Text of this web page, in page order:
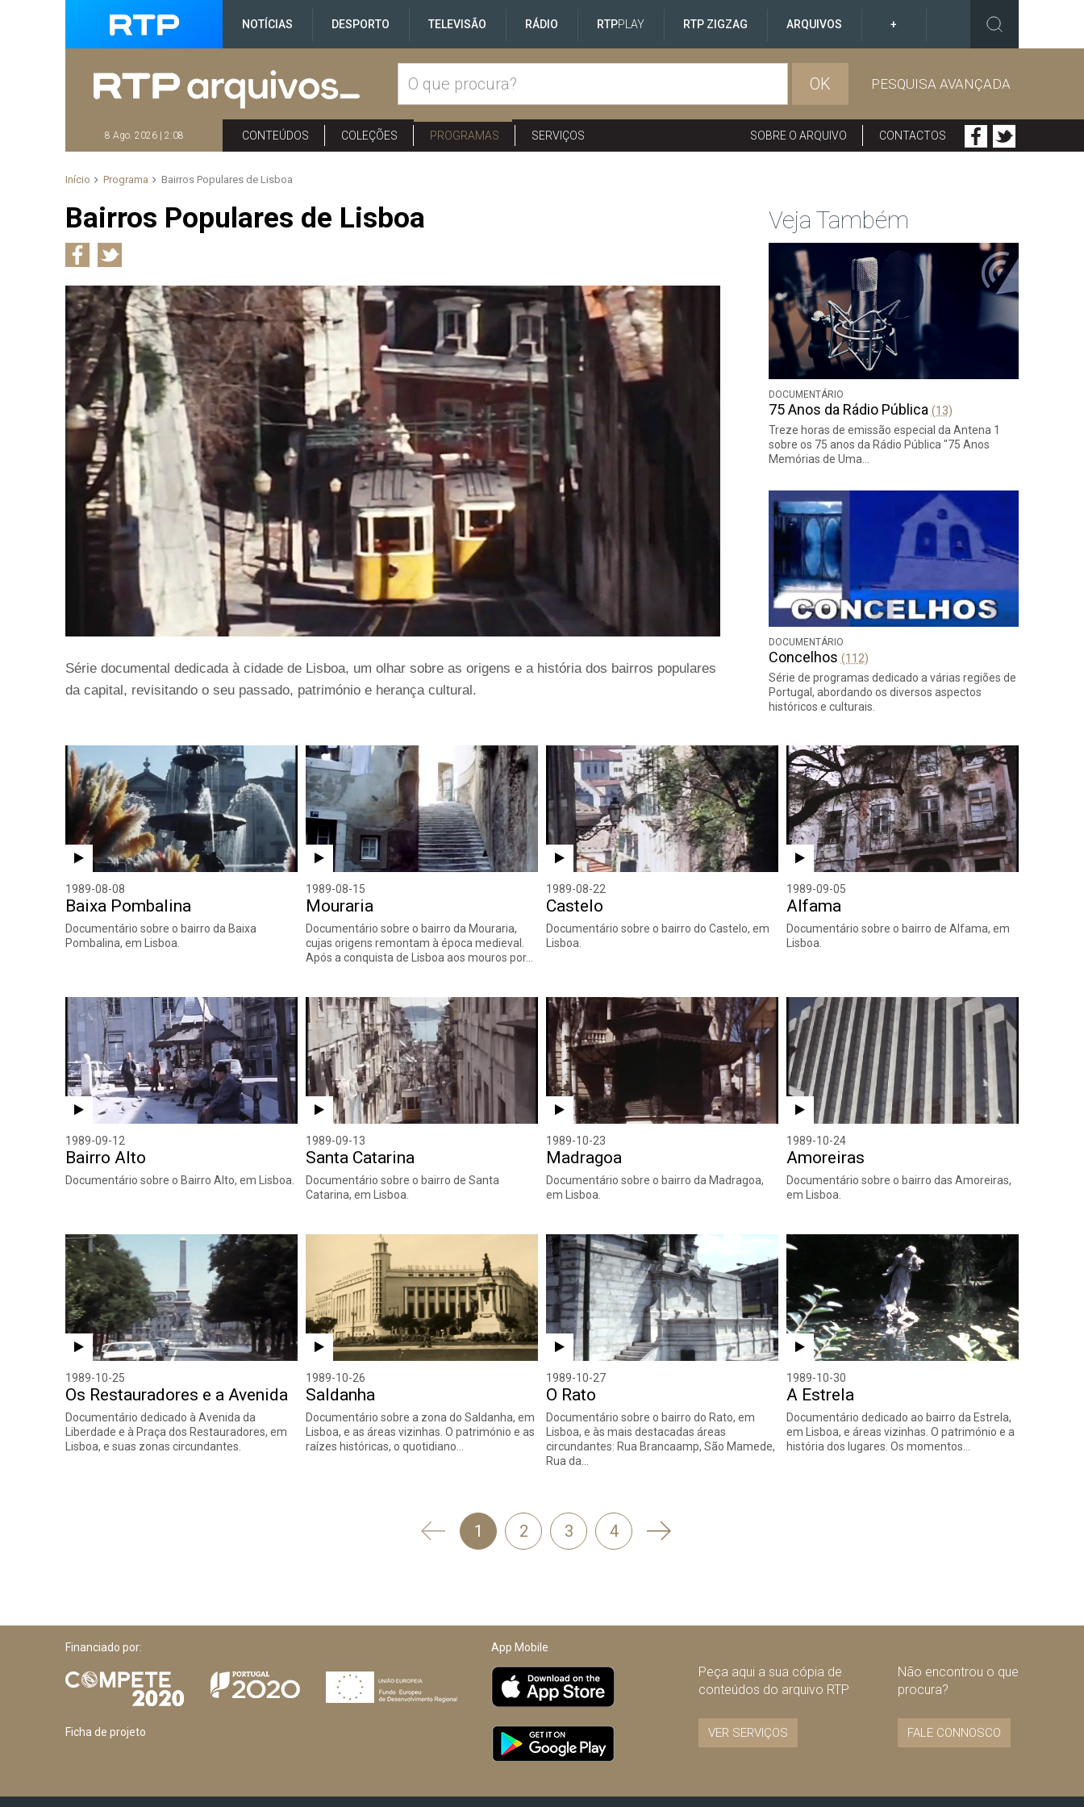
NOTÍCIAS DESPORTO TELEVISÃO RÁDIO RTPPLAY RTP ZIGZAG ARQUIVOS +
OK PESQUISA AVANÇADA
8 Ago. 2026 | 2:08 CONTEÚDOS COLEÇÕES PROGRAMAS SERVIÇOS SOBRE O ARQUIVO CONTACTOS
Início Programa Bairros Populares de Lisboa
Bairros Populares de Lisboa
Série documental dedicada à cidade de Lisboa, um olhar sobre as origens e a história dos bairros populares
da capital, revisitando o seu passado, património e herança cultural.
1989-08-08
Baixa Pombalina
Documentário sobre o bairro da Baixa
Pombalina, em Lisboa.
1989-08-15
Mouraria
Documentário sobre o bairro da Mouraria,
cujas origens remontam à época medieval.
Após a conquista de Lisboa aos mouros por…
1989-08-22
Castelo
Documentário sobre o bairro do Castelo, em
Lisboa.
1989-09-05
Alfama
Documentário sobre o bairro de Alfama, em
Lisboa.
1989-09-12
Bairro Alto
Documentário sobre o Bairro Alto, em Lisboa.
1989-09-13
Santa Catarina
Documentário sobre o bairro de Santa
Catarina, em Lisboa.
1989-10-23
Madragoa
Documentário sobre o bairro da Madragoa,
em Lisboa.
1989-10-24
Amoreiras
Documentário sobre o bairro das Amoreiras,
em Lisboa.
1989-10-25
Os Restauradores e a Avenida
Documentário dedicado à Avenida da
Liberdade e à Praça dos Restauradores, em
Lisboa, e suas zonas circundantes.
1989-10-26
Saldanha
Documentário sobre a zona do Saldanha, em
Lisboa, e as áreas vizinhas. O património e as
raízes históricas, o quotidiano…
1989-10-27
O Rato
Documentário sobre o bairro do Rato, em
Lisboa, e às mais destacadas áreas
circundantes: Rua Brancaamp, São Mamede,
Rua da…
1989-10-30
A Estrela
Documentário dedicado ao bairro da Estrela,
em Lisboa, e áreas vizinhas. O património e a
história dos lugares. Os momentos…
'
1 2 3 4 Seguinte
Veja Também
DOCUMENTÁRIO
75 Anos da Rádio Pública (13)
Treze horas de emissão especial da Antena 1
sobre os 75 anos da Rádio Pública "75 Anos
Memórias de Uma…
DOCUMENTÁRIO
Concelhos (112)
Série de programas dedicado a várias regiões de
Portugal, abordando os diversos aspectos
históricos e culturais.
Financiado por:
Ficha de projeto
App Mobile
Peça aqui a sua cópia de
conteúdos do arquivo RTP
VER SERVIÇOS
Não encontrou o que
procura?
FALE CONNOSCO